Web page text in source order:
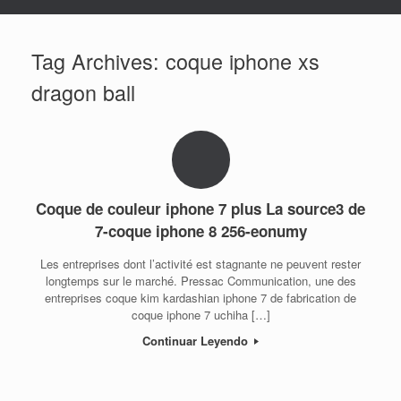
Tag Archives: coque iphone xs
dragon ball
Coque de couleur iphone 7 plus La source3 de
7-coque iphone 8 256-eonumy
Les entreprises dont l’activité est stagnante ne peuvent rester
longtemps sur le marché. Pressac Communication, une des
entreprises coque kim kardashian iphone 7 de fabrication de
coque iphone 7 uchiha […]
Continuar Leyendo